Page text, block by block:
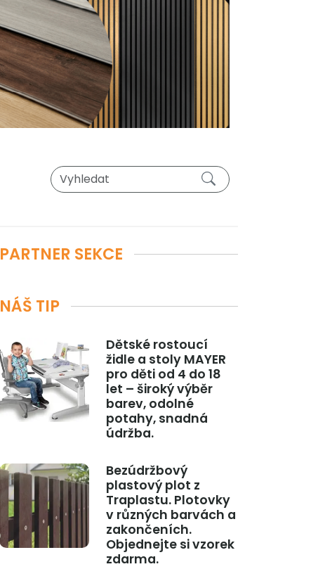
PARTNER SEKCE
NÁŠ TIP
Dětské rostoucí
židle a stoly MAYER
pro děti od 4 do 18
let – široký výběr
barev, odolné
potahy, snadná
údržba.
Bezúdržbový
plastový plot z
Traplastu. Plotovky
v různých barvách a
zakončeních.
Objednejte si vzorek
zdarma.